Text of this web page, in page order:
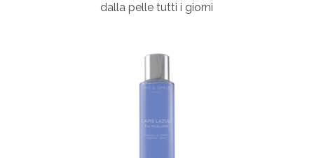
dalla pelle tutti i giorni